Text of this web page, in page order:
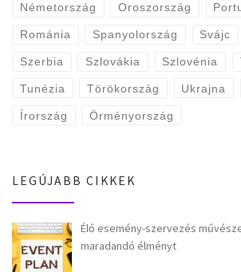
Németország Oroszország
Románia Spanyolország Svájc
Szerbia Szlovákia Szlovénia
Tunézia Törökország Ukrajna
Írország Örményország
LEGÚJABB CIKKEK
Élő esemény-szervezés
maradandó élményt